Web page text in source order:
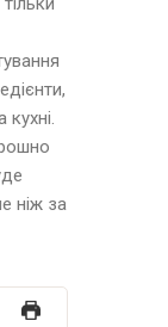
ніж за